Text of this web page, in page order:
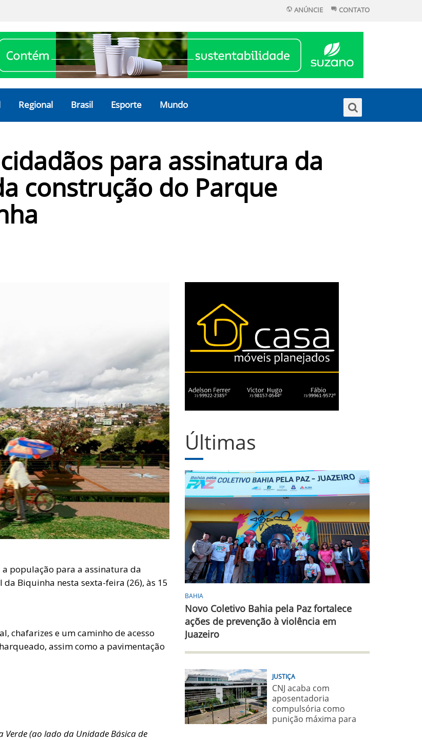
ANÚNCIE CONTATO
Regional Brasil Esporte Mundo
para assinatura da
construção do Parque
população para a assinatura da
Biquinha nesta sexta-feira (26), às 15
chafarizes e um caminho de acesso
assim como a pavimentação
Verde (ao lado da Unidade Básica de
Últimas
BAHIA
Novo Coletivo Bahia pela Paz fortalece
ações de prevenção à violência em
Juazeiro
JUSTIÇA
CNJ acaba com
aposentadoria
compulsória como
punição máxima para